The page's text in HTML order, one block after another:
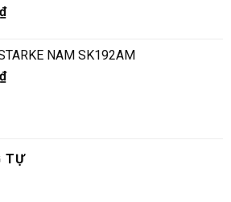
₫
NAM SK192AM
₫
TỰ